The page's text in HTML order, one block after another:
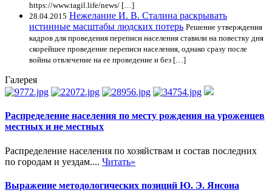
https://www.tagil.life/news/ […]
28.04.2015 Нежелание И. В. Сталина раскрывать
истинные масштабы людских потерь Решение утверждения
кадров для проведения переписи населения ставили на повестку дня
скорейшее проведение переписи населения, однако сразу после
войны отвлечение на ее проведение и без […]
Галерея
Распределение населения по месту рождения на уроженцев
местных и не местных
Распределение населения по хозяйствам и состав последних
по городам и уездам.... Читать»
Выражение методологических позиций Ю. Э. Янсона